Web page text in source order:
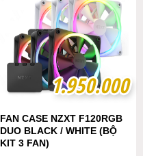
1.950.000
1.950.000
FAN CASE NZXT F120RGB
DUO BLACK / WHITE (BỘ
KIT 3 FAN)